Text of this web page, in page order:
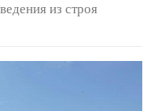
из строя